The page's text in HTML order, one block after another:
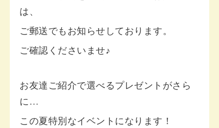
は、
ご郵送でもお知らせしております。
ご確認くださいませ♪
お友達ご紹介で選べるプレゼントがさら
に…
この夏特別なイベントになります！